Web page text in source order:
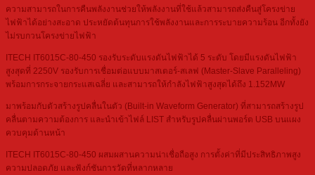
ความสามารถในการคืนพลังงานช่วยให้พลังงานที่ใช้แล้วสามารถส่งคืนสู่โครงข่าย
ไฟฟ้าได้อย่างสะอาด ประหยัดต้นทุนการใช้พลังงานและการระบายความร้อน อีกทั้งยัง
ไม่รบกวนโครงข่ายไฟฟ้า
ITECH IT6015C-80-450 รองรับระดับแรงดันไฟฟ้าได้ 5 ระดับ โดยมีแรงดันไฟฟ้า
สูงสุดที่ 2250V รองรับการเชื่อมต่อแบบมาสเตอร์-สเลฟ (Master-Slave Paralleling)
พร้อมการกระจายกระแสเฉลี่ย และสามารถให้กำลังไฟฟ้าสูงสุดได้ถึง 1.152MW
มาพร้อมกับตัวสร้างรูปคลื่นในตัว (Built-in Waveform Generator) ที่สามารถสร้างรูป
คลื่นตามความต้องการ และนำเข้าไฟล์ LIST สำหรับรูปคลื่นผ่านพอร์ต USB บนแผง
ควบคุมด้านหน้า
ITECH IT6015C-80-450 ผสมผสานความน่าเชื่อถือสูง การตั้งค่าที่มีประสิทธิภาพสูง
ความปลอดภัย และฟังก์ชันการวัดที่หลากหลาย